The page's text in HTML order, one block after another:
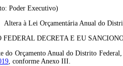
Poder Executivo)
Altera à Lei Orçamentária Anual do
DECRETA E EU
do Orçamento Anual do Distrito
, conforme Anexo III.